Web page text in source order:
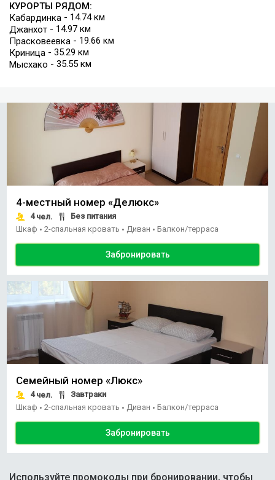
КУРОРТЫ РЯДОМ:
Кабардинка - 14.74 км
Джанхот - 14.97 км
Прасковеевка - 19.66 км
Криница - 35.29 км
Мысхако - 35.55 км
4-местный номер «Делюкс»
4чел.
Без питания
Шкаф • 2-спальная кровать • Диван • Балкон/терраса
Забронировать
Семейный номер «Люкс»
4чел.
Завтраки
Шкаф • 2-спальная кровать • Диван • Балкон/терраса
Забронировать
Используйте промокоды при бронировании, чтобы